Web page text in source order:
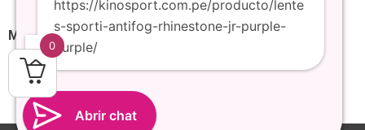
Medios de Pago
En Tienda:
(Llamar o consultar por WhatsApp)
0
https://kinosport.com.pe/producto/lente
s-sporti-antifog-rhinestone-jr-purple-
purple/
Abrir chat